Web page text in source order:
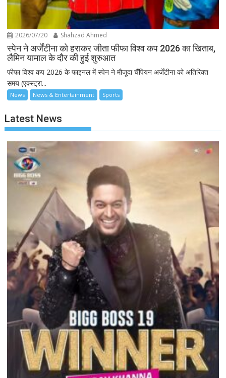
2026/07/20 Shahzad Ahmed
स्पेन ने अर्जेंटीना को हराकर जीता फीफा विश्व कप 2026 का खिताब,
लैमिन यामाल के दौर की हुई शुरुआत
फीफा विश्व कप 2026 के फाइनल में स्पेन ने मौजूदा चैंपियन अर्जेंटीना को अतिरिक्त
समय (एक्स्ट्रा...
News News & Entertainment Sports
Latest News